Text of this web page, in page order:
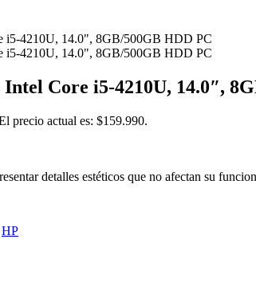
Core i5-4210U, 14.0″,
precio actual es: $159.990.
detalles estéticos que no afectan su
HP